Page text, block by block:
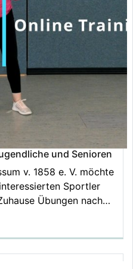
und Senioren
v. 1858 e. V. möchte
Sportler
Übungen nach…